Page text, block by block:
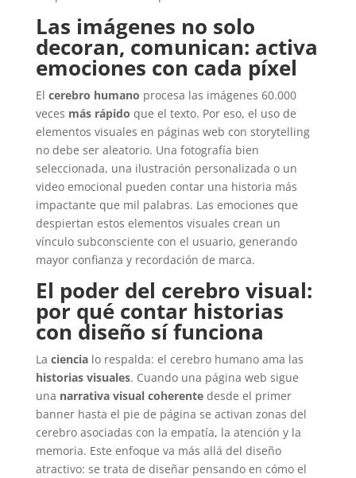
Las imágenes no solo
decoran, comunican: activa
emociones con cada píxel
El cerebro humano procesa las imágenes 60.000
veces más rápido que el texto. Por eso, el uso de
elementos visuales en páginas web con storytelling
no debe ser aleatorio. Una fotografía bien
seleccionada, una ilustración personalizada o un
video emocional pueden contar una historia más
impactante que mil palabras. Las emociones que
despiertan estos elementos visuales crean un
vínculo subconsciente con el usuario, generando
mayor confianza y recordación de marca.
El poder del cerebro visual:
por qué contar historias
con diseño sí funciona
La ciencialo respalda: el cerebro humano ama las
historias visuales. Cuando una página web sigue
una narrativa visual coherentedesde el primer
banner hasta el pie de página se activan zonas del
cerebro asociadas con la empatía, la atención y la
memoria. Este enfoque va más allá del diseño
atractivo: se trata de diseñar pensando en cómo el